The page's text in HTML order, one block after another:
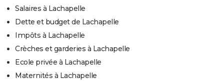
Salaires à Lachapelle
Dette et budget de Lachapelle
Impôts à Lachapelle
Crèches et garderies à Lachapelle
Ecole privée à Lachapelle
Maternités à Lachapelle